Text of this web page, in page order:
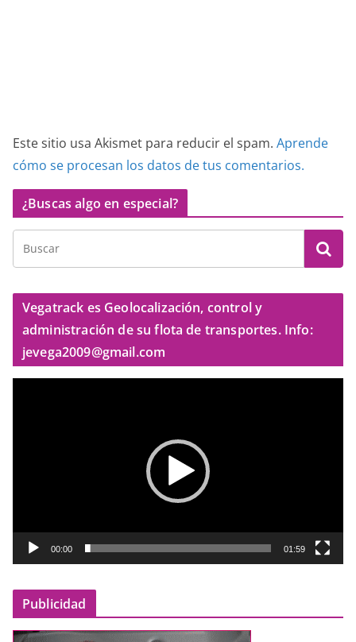
Este sitio usa Akismet para reducir el spam. Aprende
cómo se procesan los datos de tus comentarios.
¿Buscas algo en especial?
Vegatrack es Geolocalización, control y
administración de su flota de transportes. Info:
jevega2009@gmail.com
o
r
00:00 01:59
Publicidad